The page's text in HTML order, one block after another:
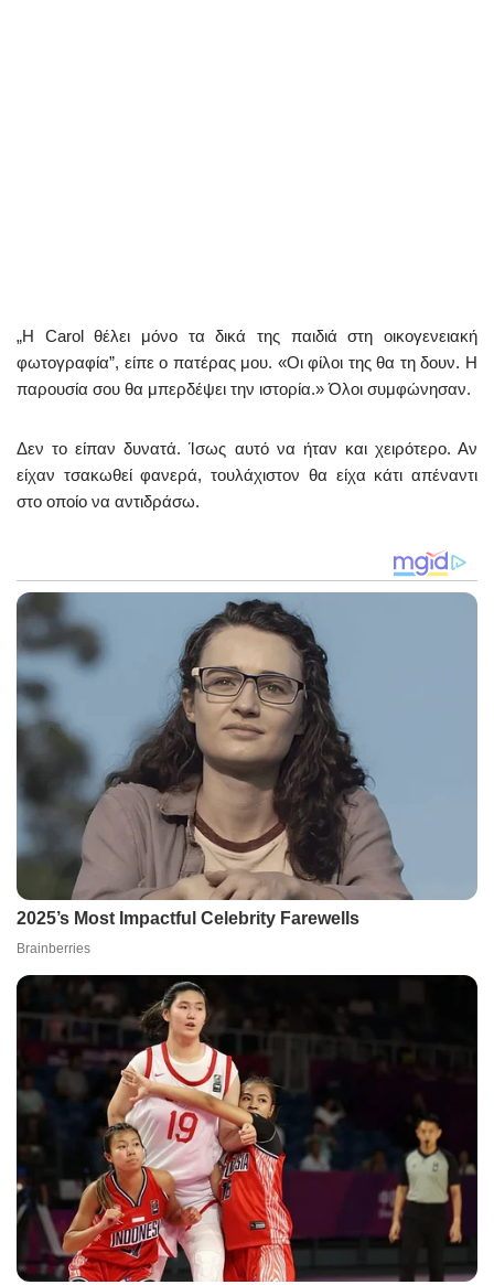
„Η Carol θέλει μόνο τα δικά της παιδιά στη οικογενειακή
φωτογραφία”, είπε ο πατέρας μου. «Οι φίλοι της θα τη δουν. Η
παρουσία σου θα μπερδέψει την ιστορία.» Όλοι συμφώνησαν.
Δεν το είπαν δυνατά. Ίσως αυτό να ήταν και χειρότερο. Αν
είχαν τσακωθεί φανερά, τουλάχιστον θα είχα κάτι απέναντι
στο οποίο να αντιδράσω.